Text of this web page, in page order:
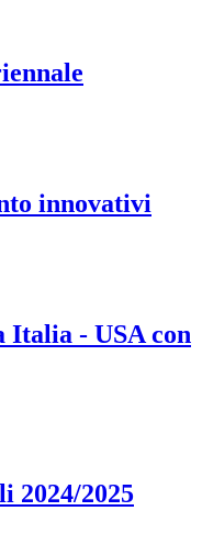
innovativi
Italia - USA con
2024/2025